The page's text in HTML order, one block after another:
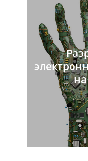
на